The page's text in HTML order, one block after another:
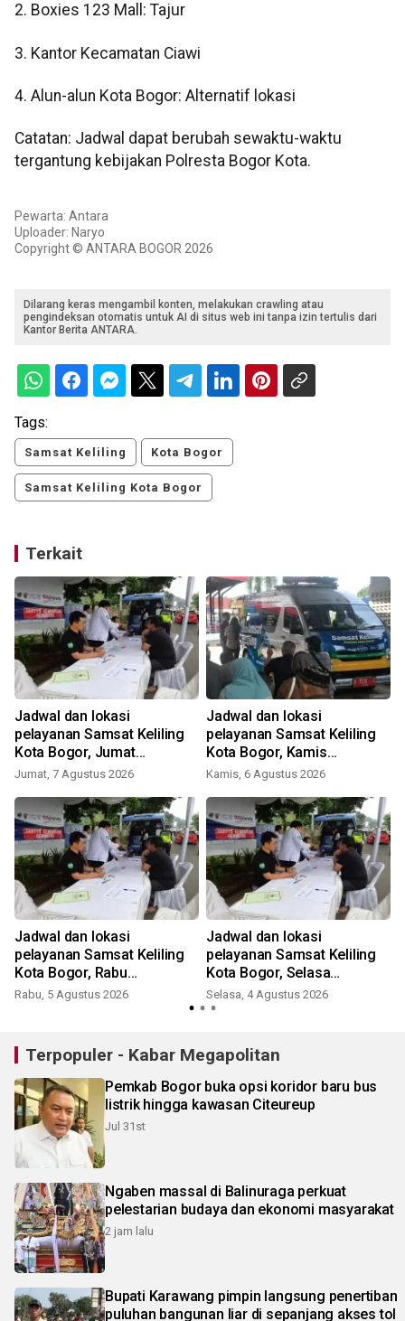
2. Boxies 123 Mall: Tajur
3. Kantor Kecamatan Ciawi
4. Alun-alun Kota Bogor: Alternatif lokasi
Catatan: Jadwal dapat berubah sewaktu-waktu
tergantung kebijakan Polresta Bogor Kota.
Pewarta: Antara
Uploader: Naryo
Copyright © ANTARA BOGOR 2026
Dilarang keras mengambil konten, melakukan crawling atau
pengindeksan otomatis untuk AI di situs web ini tanpa izin tertulis dari
Kantor Berita ANTARA.
Tags:
Samsat Keliling Kota Bogor
Samsat Keliling Kota Bogor
Terkait
Jadwal dan lokasi
pelayanan Samsat Keliling
Kota Bogor, Jumat
(7/8/2026)
Jumat, 7 Agustus 2026
Jadwal dan lokasi
pelayanan Samsat Keliling
Kota Bogor, Kamis
(5/8/2026)
Kamis, 6 Agustus 2026
Jadwal dan lokasi
pelayanan Samsat Keliling
Kota Bogor, Rabu
(4/8/2026)
Rabu, 5 Agustus 2026
Jadwal dan lokasi
pelayanan Samsat Keliling
Kota Bogor, Selasa
(4/8/2026)
Selasa, 4 Agustus 2026
Terpopuler - Kabar Megapolitan
Pemkab Bogor buka opsi koridor baru bus
listrik hingga kawasan Citeureup
Jul 31st
Ngaben massal di Balinuraga perkuat
pelestarian budaya dan ekonomi masyarakat
2 jam lalu
Bupati Karawang pimpin langsung penertiban
puluhan bangunan liar di sepanjang akses tol